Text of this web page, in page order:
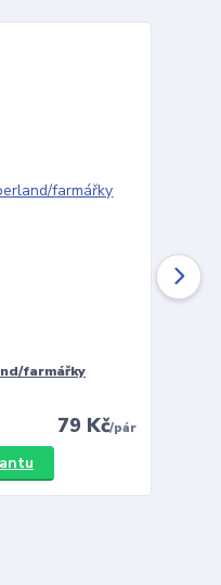
farmářky
79 Kč/pár